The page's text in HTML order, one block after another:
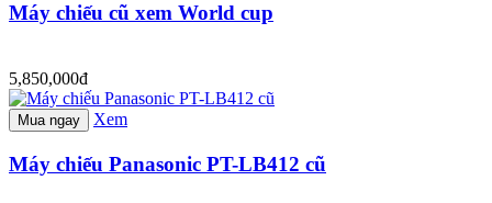
Máy chiếu cũ xem World cup
5,850,000đ
Mua ngay Xem
Máy chiếu Panasonic PT-LB412 cũ